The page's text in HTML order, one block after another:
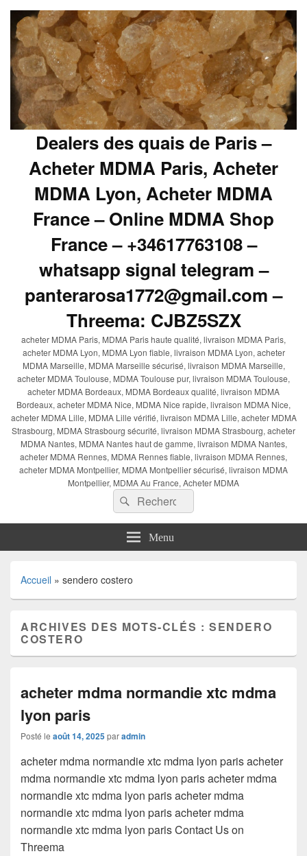
Dealers des quais de Paris –
Acheter MDMA Paris, Acheter
MDMA Lyon, Acheter MDMA
France – Online MDMA Shop
France – +34617763108 –
whatsapp signal telegram –
panterarosa1772@gmail.com –
Threema: CJBZ5SZX
acheter MDMA Paris, MDMA Paris haute qualité, livraison MDMA Paris,
acheter MDMA Lyon, MDMA Lyon fiable, livraison MDMA Lyon, acheter
MDMA Marseille, MDMA Marseille sécurisé, livraison MDMA Marseille,
acheter MDMA Toulouse, MDMA Toulouse pur, livraison MDMA Toulouse,
acheter MDMA Bordeaux, MDMA Bordeaux qualité, livraison MDMA
Bordeaux, acheter MDMA Nice, MDMA Nice rapide, livraison MDMA Nice,
acheter MDMA Lille, MDMA Lille vérifié, livraison MDMA Lille, acheter MDMA
Strasbourg, MDMA Strasbourg sécurité, livraison MDMA Strasbourg, acheter
MDMA Nantes, MDMA Nantes haut de gamme, livraison MDMA Nantes,
acheter MDMA Rennes, MDMA Rennes fiable, livraison MDMA Rennes,
acheter MDMA Montpellier, MDMA Montpellier sécurisé, livraison MDMA
Montpellier, MDMA Au France, Acheter MDMA
Recherche :
Rechercher
Menu
Accueil » sendero costero
ARCHIVES DES MOTS-CLÉS :SENDERO
COSTERO
acheter mdma normandie xtc mdma
lyon paris
Posté le août 14, 2025paradmin
acheter mdma normandie xtc mdma lyon paris acheter
mdma normandie xtc mdma lyon paris acheter mdma
normandie xtc mdma lyon paris acheter mdma
normandie xtc mdma lyon paris acheter mdma
normandie xtc mdma lyon paris Contact Us on
Threema